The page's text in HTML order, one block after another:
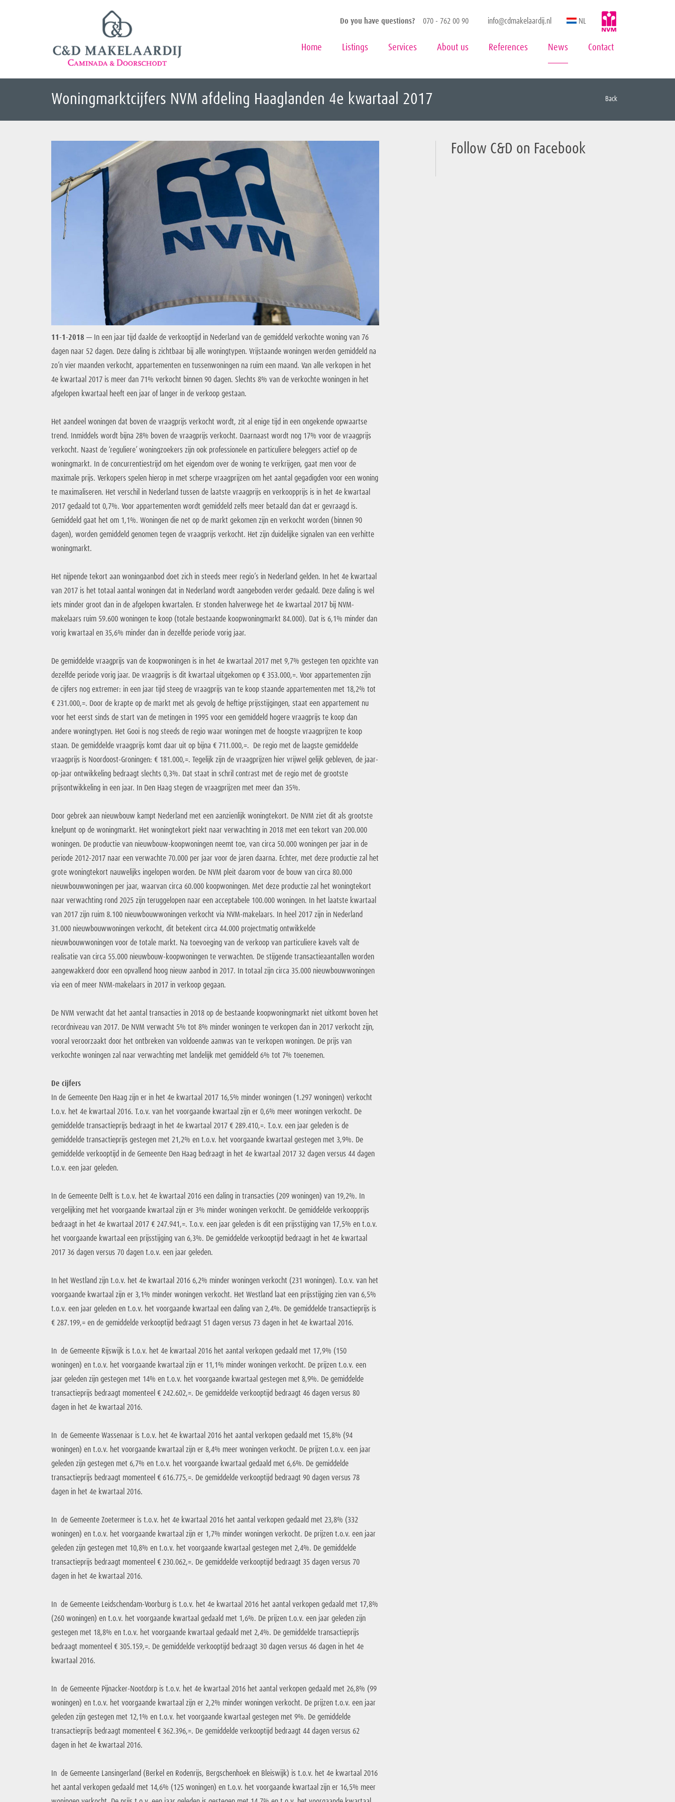
Do you have questions? 070 - 762 00 90 info@cdmakelaardij.nl NL
Home Listings Services About us References News Contact
Woningmarktcijfers NVM afdeling Haaglanden 4e kwartaal 2017 Back
11-1-2018 — In een jaar tijd daalde de verkooptijd in Nederland van de gemiddeld verkochte woning van 76
dagen naar 52 dagen. Deze daling is zichtbaar bij alle woningtypen. Vrijstaande woningen werden gemiddeld na
zo’n vier maanden verkocht, appartementen en tussenwoningen na ruim een maand. Van alle verkopen in het
4e kwartaal 2017 is meer dan 71% verkocht binnen 90 dagen. Slechts 8% van de verkochte woningen in het
afgelopen kwartaal heeft een jaar of langer in de verkoop gestaan.
Het aandeel woningen dat boven de vraagprijs verkocht wordt, zit al enige tijd in een ongekende opwaartse
trend. Inmiddels wordt bijna 28% boven de vraagprijs verkocht. Daarnaast wordt nog 17% voor de vraagprijs
verkocht. Naast de ‘reguliere’ woningzoekers zijn ook professionele en particuliere beleggers actief op de
woningmarkt. In de concurrentiestrijd om het eigendom over de woning te verkrijgen, gaat men voor de
maximale prijs. Verkopers spelen hierop in met scherpe vraagprijzen om het aantal gegadigden voor een woning
te maximaliseren. Het verschil in Nederland tussen de laatste vraagprijs en verkoopprijs is in het 4e kwartaal
2017 gedaald tot 0,7%. Voor appartementen wordt gemiddeld zelfs meer betaald dan dat er gevraagd is.
Gemiddeld gaat het om 1,1%. Woningen die net op de markt gekomen zijn en verkocht worden (binnen 90
dagen), worden gemiddeld genomen tegen de vraagprijs verkocht. Het zijn duidelijke signalen van een verhitte
woningmarkt.
Het nijpende tekort aan woningaanbod doet zich in steeds meer regio’s in Nederland gelden. In het 4e kwartaal
van 2017 is het totaal aantal woningen dat in Nederland wordt aangeboden verder gedaald. Deze daling is wel
iets minder groot dan in de afgelopen kwartalen. Er stonden halverwege het 4e kwartaal 2017 bij NVM-
makelaars ruim 59.600 woningen te koop (totale bestaande koopwoningmarkt 84.000). Dat is 6,1% minder dan
vorig kwartaal en 35,6% minder dan in dezelfde periode vorig jaar.
De gemiddelde vraagprijs van de koopwoningen is in het 4e kwartaal 2017 met 9,7% gestegen ten opzichte van
dezelfde periode vorig jaar. De vraagprijs is dit kwartaal uitgekomen op € 353.000,=. Voor appartementen zijn
de cijfers nog extremer: in een jaar tijd steeg de vraagprijs van te koop staande appartementen met 18,2% tot
€ 231.000,=. Door de krapte op de markt met als gevolg de heftige prijsstijgingen, staat een appartement nu
voor het eerst sinds de start van de metingen in 1995 voor een gemiddeld hogere vraagprijs te koop dan
andere woningtypen. Het Gooi is nog steeds de regio waar woningen met de hoogste vraagprijzen te koop
staan. De gemiddelde vraagprijs komt daar uit op bijna € 711.000,=. De regio met de laagste gemiddelde
vraagprijs is Noordoost-Groningen: € 181.000,=. Tegelijk zijn de vraagprijzen hier vrijwel gelijk gebleven, de jaar-
op-jaar ontwikkeling bedraagt slechts 0,3%. Dat staat in schril contrast met de regio met de grootste
prijsontwikkeling in een jaar. In Den Haag stegen de vraagprijzen met meer dan 35%.
Door gebrek aan nieuwbouw kampt Nederland met een aanzienlijk woningtekort. De NVM ziet dit als grootste
knelpunt op de woningmarkt. Het woningtekort piekt naar verwachting in 2018 met een tekort van 200.000
woningen. De productie van nieuwbouw-koopwoningen neemt toe, van circa 50.000 woningen per jaar in de
periode 2012-2017 naar een verwachte 70.000 per jaar voor de jaren daarna. Echter, met deze productie zal het
grote woningtekort nauwelijks ingelopen worden. De NVM pleit daarom voor de bouw van circa 80.000
nieuwbouwwoningen per jaar, waarvan circa 60.000 koopwoningen. Met deze productie zal het woningtekort
naar verwachting rond 2025 zijn teruggelopen naar een acceptabele 100.000 woningen. In het laatste kwartaal
van 2017 zijn ruim 8.100 nieuwbouwwoningen verkocht via NVM-makelaars. In heel 2017 zijn in Nederland
31.000 nieuwbouwwoningen verkocht, dit betekent circa 44.000 projectmatig ontwikkelde
nieuwbouwwoningen voor de totale markt. Na toevoeging van de verkoop van particuliere kavels valt de
realisatie van circa 55.000 nieuwbouw-koopwoningen te verwachten. De stijgende transactieaantallen worden
aangewakkerd door een opvallend hoog nieuw aanbod in 2017. In totaal zijn circa 35.000 nieuwbouwwoningen
via een of meer NVM-makelaars in 2017 in verkoop gegaan.
De NVM verwacht dat het aantal transacties in 2018 op de bestaande koopwoningmarkt niet uitkomt boven het
recordniveau van 2017. De NVM verwacht 5% tot 8% minder woningen te verkopen dan in 2017 verkocht zijn,
vooral veroorzaakt door het ontbreken van voldoende aanwas van te verkopen woningen. De prijs van
verkochte woningen zal naar verwachting met landelijk met gemiddeld 6% tot 7% toenemen.
De cijfers
In de Gemeente Den Haag zijn er in het 4e kwartaal 2017 16,5% minder woningen (1.297 woningen) verkocht
t.o.v. het 4e kwartaal 2016. T.o.v. van het voorgaande kwartaal zijn er 0,6% meer woningen verkocht. De
gemiddelde transactieprijs bedraagt in het 4e kwartaal 2017 € 289.410,=. T.o.v. een jaar geleden is de
gemiddelde transactieprijs gestegen met 21,2% en t.o.v. het voorgaande kwartaal gestegen met 3,9%. De
gemiddelde verkooptijd in de Gemeente Den Haag bedraagt in het 4e kwartaal 2017 32 dagen versus 44 dagen
t.o.v. een jaar geleden.
In de Gemeente Delft is t.o.v. het 4e kwartaal 2016 een daling in transacties (209 woningen) van 19,2%. In
vergelijking met het voorgaande kwartaal zijn er 3% minder woningen verkocht. De gemiddelde verkoopprijs
bedraagt in het 4e kwartaal 2017 € 247.941,=. T.o.v. een jaar geleden is dit een prijsstijging van 17,5% en t.o.v.
het voorgaande kwartaal een prijsstijging van 6,3%. De gemiddelde verkooptijd bedraagt in het 4e kwartaal
2017 36 dagen versus 70 dagen t.o.v. een jaar geleden.
In het Westland zijn t.o.v. het 4e kwartaal 2016 6,2% minder woningen verkocht (231 woningen). T.o.v. van het
voorgaande kwartaal zijn er 3,1% minder woningen verkocht. Het Westland laat een prijsstijging zien van 6,5%
t.o.v. een jaar geleden en t.o.v. het voorgaande kwartaal een daling van 2,4%. De gemiddelde transactieprijs is
€ 287.199,= en de gemiddelde verkooptijd bedraagt 51 dagen versus 73 dagen in het 4e kwartaal 2016.
In de Gemeente Rijswijk is t.o.v. het 4e kwartaal 2016 het aantal verkopen gedaald met 17,9% (150
woningen) en t.o.v. het voorgaande kwartaal zijn er 11,1% minder woningen verkocht. De prijzen t.o.v. een
jaar geleden zijn gestegen met 14% en t.o.v. het voorgaande kwartaal gestegen met 8,9%. De gemiddelde
transactieprijs bedraagt momenteel € 242.602,=. De gemiddelde verkooptijd bedraagt 46 dagen versus 80
dagen in het 4e kwartaal 2016.
In de Gemeente Wassenaar is t.o.v. het 4e kwartaal 2016 het aantal verkopen gedaald met 15,8% (94
woningen) en t.o.v. het voorgaande kwartaal zijn er 8,4% meer woningen verkocht. De prijzen t.o.v. een jaar
geleden zijn gestegen met 6,7% en t.o.v. het voorgaande kwartaal gedaald met 6,6%. De gemiddelde
transactieprijs bedraagt momenteel € 616.775,=. De gemiddelde verkooptijd bedraagt 90 dagen versus 78
dagen in het 4e kwartaal 2016.
In de Gemeente Zoetermeer is t.o.v. het 4e kwartaal 2016 het aantal verkopen gedaald met 23,8% (332
woningen) en t.o.v. het voorgaande kwartaal zijn er 1,7% minder woningen verkocht. De prijzen t.o.v. een jaar
geleden zijn gestegen met 10,8% en t.o.v. het voorgaande kwartaal gestegen met 2,4%. De gemiddelde
transactieprijs bedraagt momenteel € 230.062,=. De gemiddelde verkooptijd bedraagt 35 dagen versus 70
dagen in het 4e kwartaal 2016.
In de Gemeente Leidschendam-Voorburg is t.o.v. het 4e kwartaal 2016 het aantal verkopen gedaald met 17,8%
(260 woningen) en t.o.v. het voorgaande kwartaal gedaald met 1,6%. De prijzen t.o.v. een jaar geleden zijn
gestegen met 18,8% en t.o.v. het voorgaande kwartaal gedaald met 2,4%. De gemiddelde transactieprijs
bedraagt momenteel € 305.159,=. De gemiddelde verkooptijd bedraagt 30 dagen versus 46 dagen in het 4e
kwartaal 2016.
In de Gemeente Pijnacker-Nootdorp is t.o.v. het 4e kwartaal 2016 het aantal verkopen gedaald met 26,8% (99
woningen) en t.o.v. het voorgaande kwartaal zijn er 2,2% minder woningen verkocht. De prijzen t.o.v. een jaar
geleden zijn gestegen met 12,1% en t.o.v. het voorgaande kwartaal gestegen met 9%. De gemiddelde
transactieprijs bedraagt momenteel € 362.396,=. De gemiddelde verkooptijd bedraagt 44 dagen versus 62
dagen in het 4e kwartaal 2016.
In de Gemeente Lansingerland (Berkel en Rodenrijs, Bergschenhoek en Bleiswijk) is t.o.v. het 4e kwartaal 2016
het aantal verkopen gedaald met 14,6% (125 woningen) en t.o.v. het voorgaande kwartaal zijn er 16,5% meer
Follow C&D on Facebook